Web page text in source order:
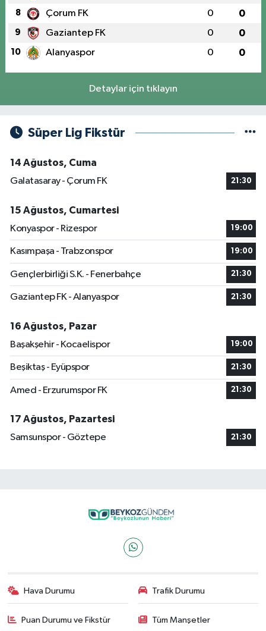
8 Çorum FK 0 0
9 Gaziantep FK 0 0
10 Alanyaspor 0 0
Detaylar için tıklayın
Süper Lig Fikstür
14 Ağustos, Cuma
Galatasaray - Çorum FK
21:30
15 Ağustos, Cumartesi
Konyaspor - Rizespor
19:00
Kasımpaşa - Trabzonspor 19:00
Gençlerbirliği S.K. - Fenerbahçe 21:30
Gaziantep FK - Alanyaspor 21:30
16 Ağustos, Pazar
Başakşehir - Kocaelispor
19:00
Beşiktaş - Eyüpspor 21:30
Amed - Erzurumspor FK 21:30
17 Ağustos, Pazartesi
Samsunspor - Göztepe
21:30
Hava Durumu Trafik Durumu
Puan Durumu ve Fikstür Tüm Manşetler